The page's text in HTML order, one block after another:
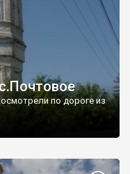
по дороге из